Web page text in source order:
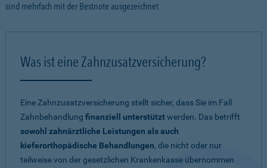
sind mehrfach mit der Bestnote ausgezeichnet
Was ist eine Zahnzusatzversicherung?
Eine Zahnzusatzversicherung stellt sicher, dass Sie im Fall
Zahnbehandlung finanziell unterstütztwerden. Das betrifft
sowohl zahnärztliche Leistungen als auch
kieferorthopädische Behandlungen, die nicht oder nur
teilweise von der gesetzlichen Krankenkasse übernommen